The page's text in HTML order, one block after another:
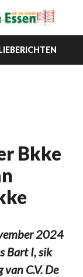
Bkke
2024
Bart I, sik
C.V. De